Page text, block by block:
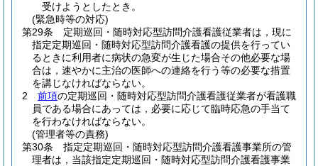
受けようとしたとき。
(緊急時等の対応)
第29条
定期巡回・随時対応型訪問介護看護従業者は，現に
指定定期巡回・随時対応型訪問介護看護の提供を行ってい
るときに利用者に病状の急変が生じた場合その他必要な場
合は，速やかに主治の医師への連絡を行う等の必要な措置
を講じなければならない。
2
前項の定期巡回・随時対応型訪問介護看護従業者が看護職
員である場合にあっては，必要に応じて臨時応急の手当て
を行わなければならない。
(管理者等の責務)
第30条
指定定期巡回・随時対応型訪問介護看護事業所の管
理者は，当該指定定期巡回・随時対応型訪問介護看護事業